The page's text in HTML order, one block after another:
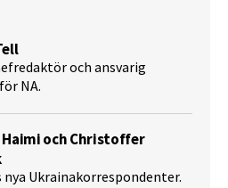
och ansvarig
NA.
Haimi och Christoffer
nya Ukrainakorrespondenter.